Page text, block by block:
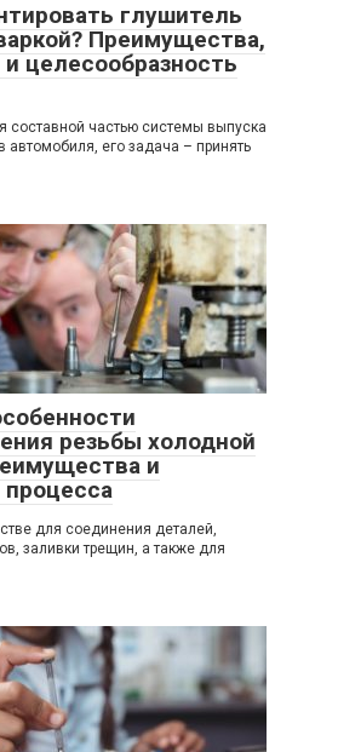
глушитель
Преимущества,
целесообразность
составной частью системы выпуска
автомобиля, его задача – принять
резьбы холодной
и
для соединения деталей,
заливки трещин, а также для